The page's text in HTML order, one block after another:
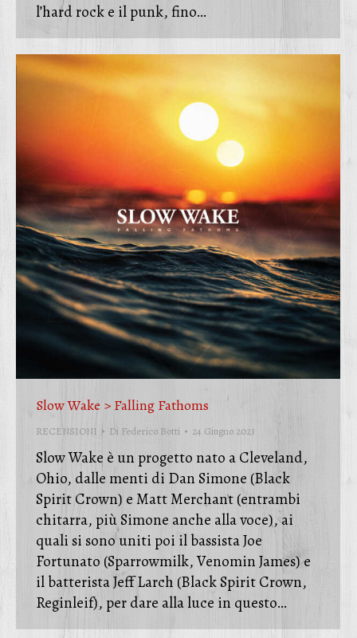
l’hard rock e il punk, fino…
Slow Wake > Falling Fathoms
RECENSIONI Di Federico Botti 24 Giugno 2023
Slow Wake è un progetto nato a Cleveland,
Ohio, dalle menti di Dan Simone (Black
Spirit Crown) e Matt Merchant (entrambi
chitarra, più Simone anche alla voce), ai
quali si sono uniti poi il bassista Joe
Fortunato (Sparrowmilk, Venomin James) e
il batterista Jeff Larch (Black Spirit Crown,
Reginleif), per dare alla luce in questo…